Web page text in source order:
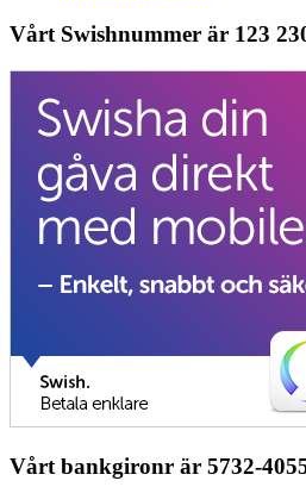
Vårt Swishnummer är 123
Vårt bankgironr är 5732-